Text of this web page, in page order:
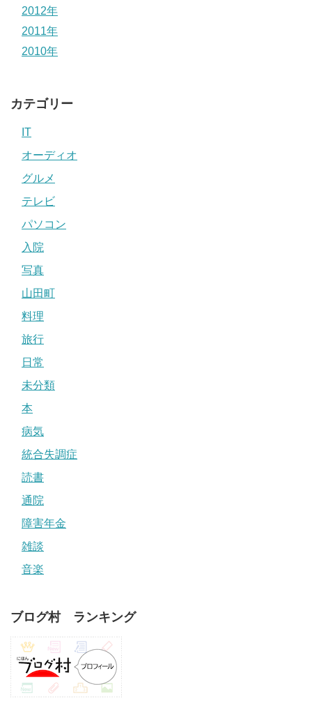
2012年
2011年
2010年
カテゴリー
IT
オーディオ
グルメ
テレビ
パソコン
入院
写真
山田町
料理
旅行
日常
未分類
本
病気
統合失調症
読書
通院
障害年金
雑談
音楽
ブログ村 ランキング